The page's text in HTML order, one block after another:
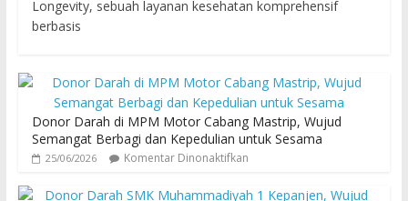
Longevity, sebuah layanan kesehatan komprehensif
berbasis
Donor Darah di MPM Motor Cabang Mastrip, Wujud
Semangat Berbagi dan Kepedulian untuk Sesama
25/06/2026 Komentar Dinonaktifkan